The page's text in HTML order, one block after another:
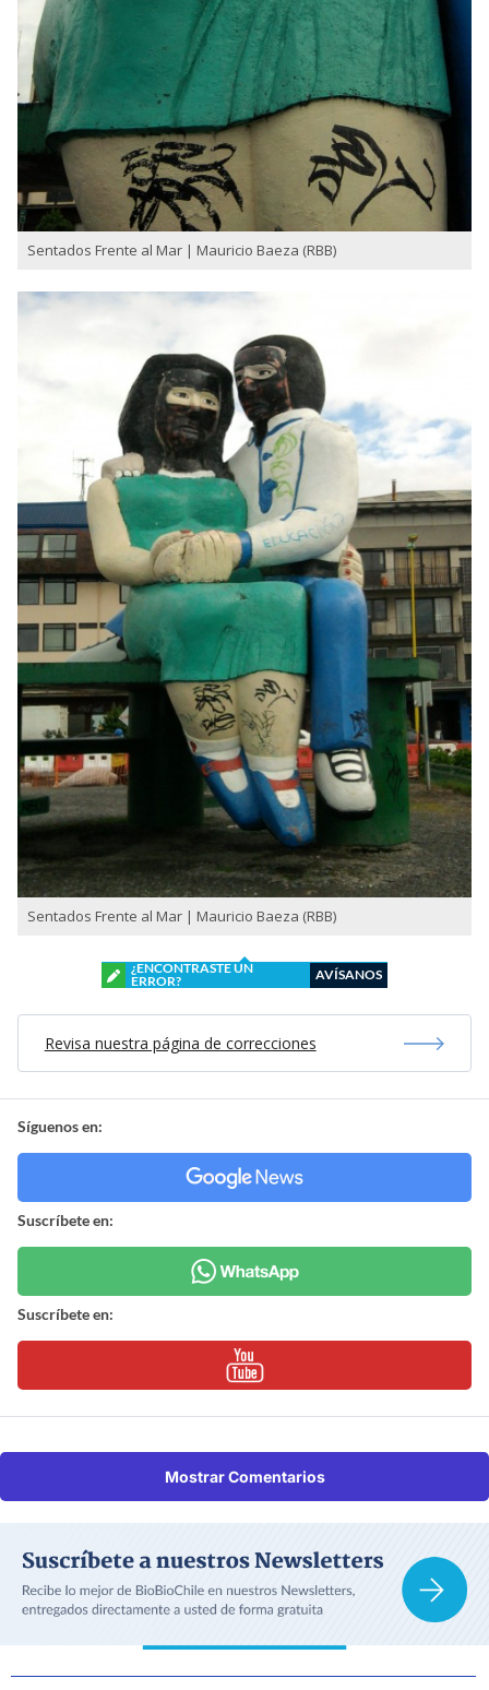
Sentados Frente al Mar | Mauricio Baeza (RBB)
Sentados Frente al Mar | Mauricio Baeza (RBB)
¿ENCONTRASTE UN
ERROR?
AVÍSANOS
Revisa nuestra página de correcciones
Síguenos en:
Suscríbete en:
Suscríbete en:
Mostrar Comentarios